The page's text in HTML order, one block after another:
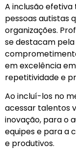
A inclusão
pessoas autistas
organizações.
se destacam
em excelência
repetitividade e
Ao incluí-los no
acessar talentos
inovação, para o
equipes e para a
e produtivos.